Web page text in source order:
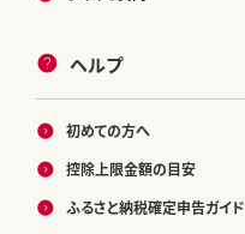
ヘルプ
初めての方へ
控除上限金額の目安
ふるさと納税確定申告ガイド